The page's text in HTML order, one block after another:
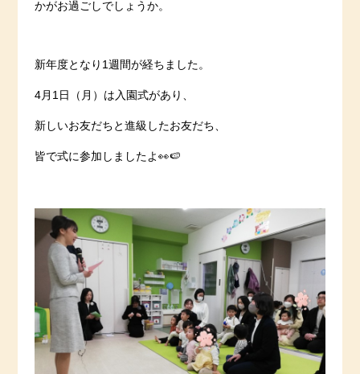
かがお過ごしでしょうか。
新年度となり1週間が経ちました。
4月1日（月）は入園式があり、
新しいお友だちと進級したお友だち、
皆で式に参加しましたよ👀🍉